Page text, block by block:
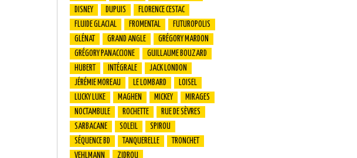
DISNEY
DUPUIS
FLORENCE CESTAC
FLUIDE GLACIAL
FROMENTAL
FUTUROPOLIS
GLÉNAT
GRAND ANGLE
GRÉGORY MARDON
GRÉGORY PANACCIONE
GUILLAUME BOUZARD
HUBERT
INTÉGRALE
JACK LONDON
JÉRÉMIE MOREAU
LE LOMBARD
LOISEL
LUCKY LUKE
MAGHEN MICKEY
MIRAGES
NOCTAMBULE
ROCHETTE
RUE DE SÈVRES
SARBACANE
SOLEIL
SPIROU
SÉQUENCE BD
TANQUERELLE
TRONCHET
VEHLMANN
ZIDROU